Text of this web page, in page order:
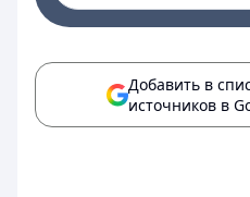
Добавить в
источников в